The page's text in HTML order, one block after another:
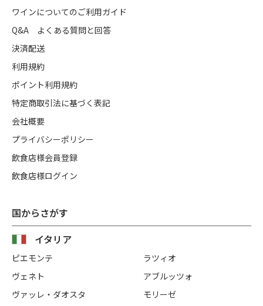
国からさがす
イタリア
ピエモンテ
ヴェネト
ヴァッレ・ダオスタ
ラツィオ
アブルッツォ
モリーゼ
ワインについてのご利用ガイド
Q&A よくある質問と回答
決済配送
利用規約
ポイント利用規約
特定商取引法に基づく表記
会社概要
プライバシーポリシー
飲食店様会員登録
飲食店様ログイン